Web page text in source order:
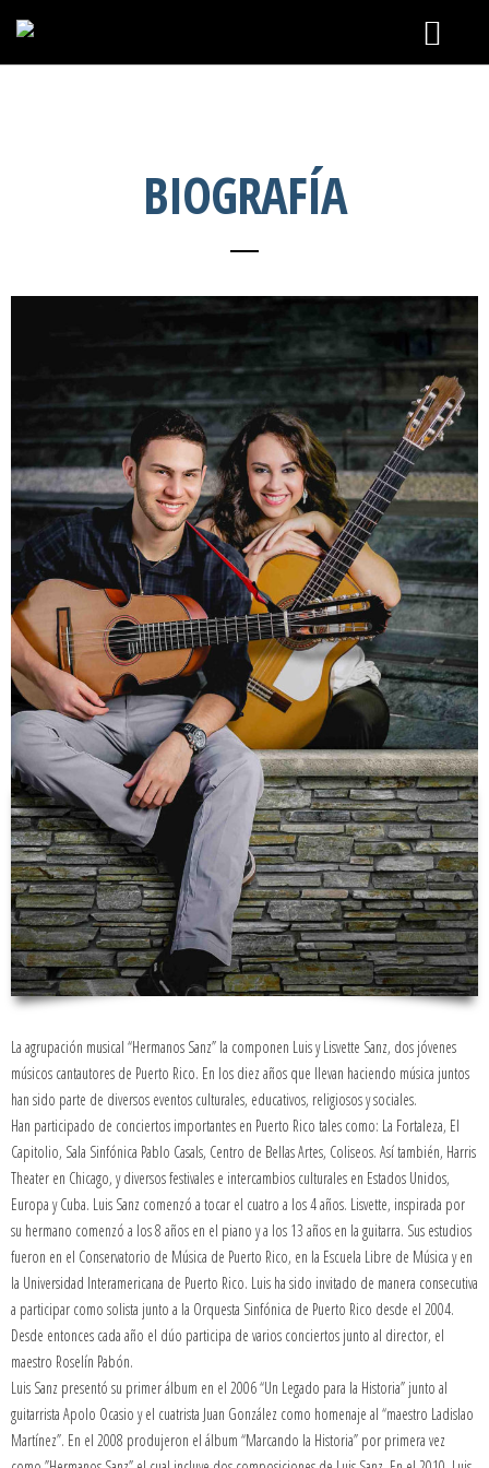
Blog
Vídeos
Contáctanos
BIOGRAFÍA
La agrupación musical “Hermanos Sanz” la componen Luis y Lisvette Sanz, dos jóvenes
músicos cantautores de Puerto Rico. En los diez años que llevan haciendo música juntos
han sido parte de diversos eventos culturales, educativos, religiosos y sociales.
Han participado de conciertos importantes en Puerto Rico tales como: La Fortaleza, El
Capitolio, Sala Sinfónica Pablo Casals, Centro de Bellas Artes, Coliseos. Así también, Harris
Theater en Chicago, y diversos festivales e intercambios culturales en Estados Unidos,
Europa y Cuba. Luis Sanz comenzó a tocar el cuatro a los 4 años. Lisvette, inspirada por
su hermano comenzó a los 8 años en el piano y a los 13 años en la guitarra. Sus estudios
fueron en el Conservatorio de Música de Puerto Rico, en la Escuela Libre de Música y en
la Universidad Interamericana de Puerto Rico. Luis ha sido invitado de manera consecutiva
a participar como solista junto a la Orquesta Sinfónica de Puerto Rico desde el 2004.
Desde entonces cada año el dúo participa de varios conciertos junto al director, el
maestro Roselín Pabón.
Luis Sanz presentó su primer álbum en el 2006 “Un Legado para la Historia” junto al
guitarrista Apolo Ocasio y el cuatrista Juan González como homenaje al “maestro Ladislao
Martínez”. En el 2008 produjeron el álbum “Marcando la Historia” por primera vez